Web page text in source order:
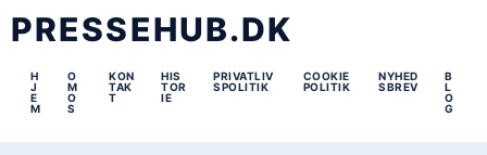
PRESSEHUB.DK
H
J
E
M
O
M
O
S
KON
TAK
T
HIS
TOR
IE
PRIVATLIV
SPOLITIK
COOKIE
POLITIK
NYHED
SBREV
B
L
O
G